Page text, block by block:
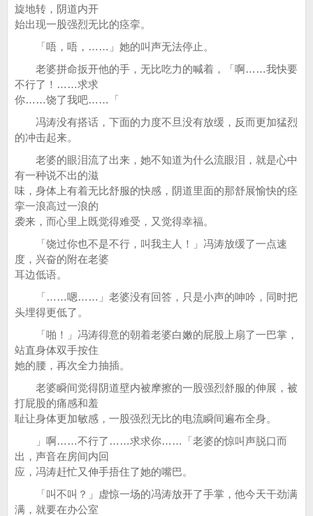
旋地转，阴道内开
始出现一股强烈无比的痉挛。
「唔，唔，……」她的叫声无法停止。
老婆拼命扳开他的手，无比吃力的喊着，「啊……我快要
不行了！……求求
你……饶了我吧……「
冯涛没有搭话，下面的力度不旦没有放缓，反而更加猛烈
的冲击起来。
老婆的眼泪流了出来，她不知道为什么流眼泪，就是心中
有一种说不出的滋
味，身体上有着无比舒服的快感，阴道里面的那舒展愉快的痉
挛一浪高过一浪的
袭来，而心里上既觉得难受，又觉得幸福。
「饶过你也不是不行，叫我主人！」冯涛放缓了一点速
度，兴奋的附在老婆
耳边低语。
「……嗯……」老婆没有回答，只是小声的呻吟，同时把
头埋得更低了。
「啪！」冯涛得意的朝着老婆白嫩的屁股上扇了一巴掌，
站直身体双手按住
她的腰，再次全力抽插。
老婆瞬间觉得阴道壁内被摩擦的一股强烈舒服的伸展，被
打屁股的痛感和羞
耻让身体更加敏感，一股强烈无比的电流瞬间遍布全身。
」啊……不行了……求求你……「老婆的惊叫声脱口而
出，声音在房间内回
应，冯涛赶忙又伸手捂住了她的嘴巴。
「叫不叫？」虚惊一场的冯涛放开了手掌，他今天干劲满
满，就要在办公室